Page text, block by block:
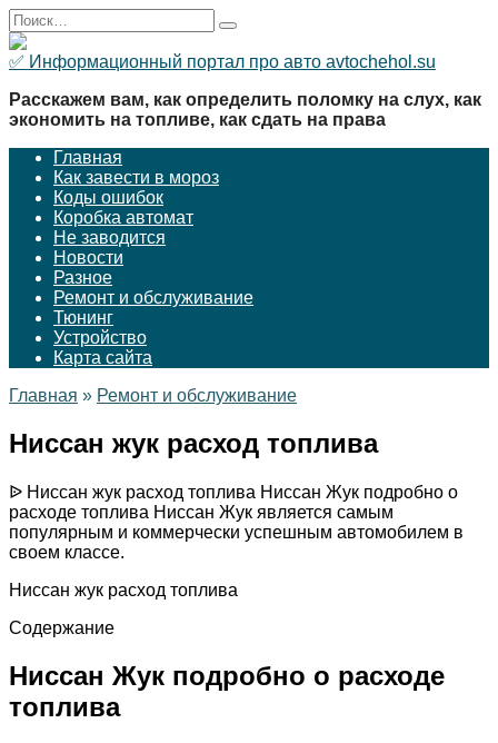
Перейти
к
содержанию
Search
for:
✅ Информационный портал про авто avtochehol.su
Расскажем вам, как определить поломку на слух, как
экономить на топливе, как сдать на права
Главная
Как завести в мороз
Коды ошибок
Коробка автомат
Не заводится
Новости
Разное
Ремонт и обслуживание
Тюнинг
Устройство
Карта сайта
Главная » Ремонт и обслуживание
Ниссан жук расход топлива
ᐉ Ниссан жук расход топлива Ниссан Жук подробно о
расходе топлива Ниссан Жук является самым
популярным и коммерчески успешным автомобилем в
своем классе.
Ниссан жук расход топлива
Содержание
Ниссан Жук подробно о расходе
топлива